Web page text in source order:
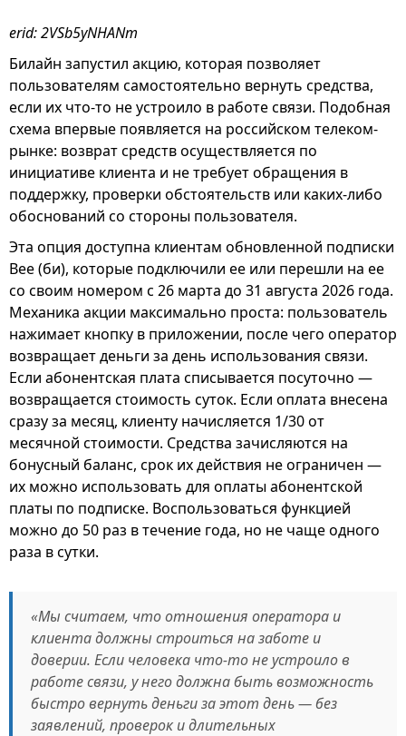
erid: 2VSb5yNHANm
Билайн запустил акцию, которая позволяет
пользователям самостоятельно вернуть средства,
если их что-то не устроило в работе связи. Подобная
схема впервые появляется на российском телеком-
рынке: возврат средств осуществляется по
инициативе клиента и не требует обращения в
поддержку, проверки обстоятельств или каких-либо
обоснований со стороны пользователя.
Эта опция доступна клиентам обновленной подписки
Bee (би), которые подключили ее или перешли на ее
со своим номером с 26 марта до 31 августа 2026 года.
Механика акции максимально проста: пользователь
нажимает кнопку в приложении, после чего оператор
возвращает деньги за день использования связи.
Если абонентская плата списывается посуточно —
возвращается стоимость суток. Если оплата внесена
сразу за месяц, клиенту начисляется 1/30 от
месячной стоимости. Средства зачисляются на
бонусный баланс, срок их действия не ограничен —
их можно использовать для оплаты абонентской
платы по подписке. Воспользоваться функцией
можно до 50 раз в течение года, но не чаще одного
раза в сутки.
«Мы считаем, что отношения оператора и
клиента должны строиться на заботе и
доверии. Если человека что-то не устроило в
работе связи, у него должна быть возможность
быстро вернуть деньги за этот день — без
заявлений, проверок и длительных